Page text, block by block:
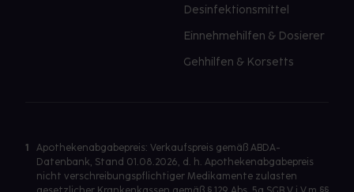
Desinfektionsmittel
Einnehmehilfen & Dosierer
Gehhilfen & Korsetts
1
Apothekenabgabepreis: Verkaufspreis gemäß ABDA-
Datenbank, Stand 01.08.2026, d. h. Apothekenabgabepreis
nicht verschreibungspflichtiger Medikamente zulasten